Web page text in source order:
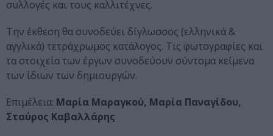
συλλογές και τους καλλιτέχνες.
Την έκθεση θα συνοδεύει δίγλωσσος (ελληνικά &
αγγλικά) τετράχρωμος κατάλογος. Τις φωτογραφίες και
τα στοιχεία των έργων συνοδεύουν σύντομα κείμενα
των ίδιων των δημιουργών.
Επιμέλεια: Μαρία Μαραγκού, Μαρία Παναγίδου,
Σταύρος Καβαλλάρης